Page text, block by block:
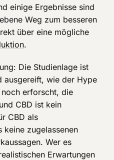
einige Ergebnisse sind
Weg zum besseren
über eine mögliche
.
Die Studienlage ist
ausgereift, wie der Hype
erforscht, die
CBD ist kein
CBD als
keine zugelassenen
Wer es
Erwartungen